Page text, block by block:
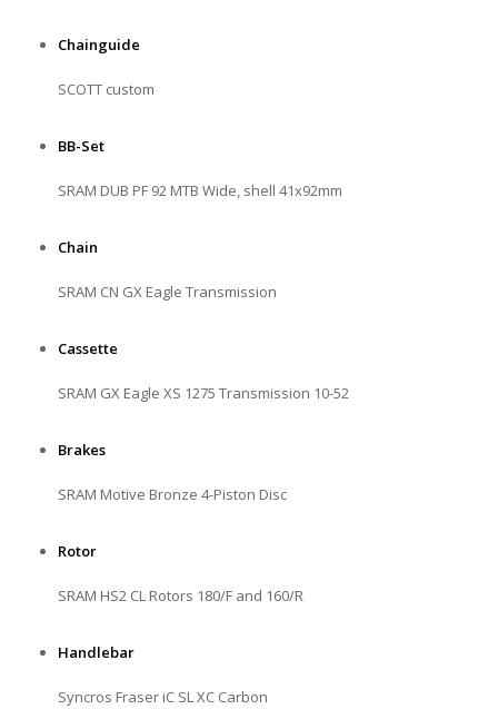
Chainguide
SCOTT custom
BB-Set
SRAM DUB PF 92 MTB Wide, shell 41x92mm
Chain
SRAM CN GX Eagle Transmission
Cassette
SRAM GX Eagle XS 1275 Transmission 10-52
Brakes
SRAM Motive Bronze 4-Piston Disc
Rotor
SRAM HS2 CL Rotors 180/F and 160/R
Handlebar
Syncros Fraser iC SL XC Carbon